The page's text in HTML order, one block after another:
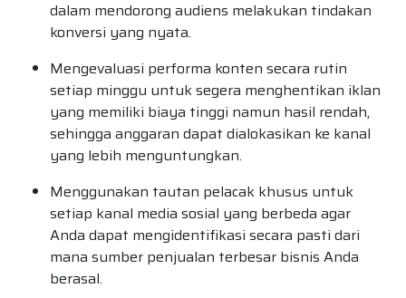
dalam mendorong audiens melakukan tindakan
konversi yang nyata.
Mengevaluasi performa konten secara rutin
setiap minggu untuk segera menghentikan iklan
yang memiliki biaya tinggi namun hasil rendah,
sehingga anggaran dapat dialokasikan ke kanal
yang lebih menguntungkan.
Menggunakan tautan pelacak khusus untuk
setiap kanal media sosial yang berbeda agar
Anda dapat mengidentifikasi secara pasti dari
mana sumber penjualan terbesar bisnis Anda
berasal.